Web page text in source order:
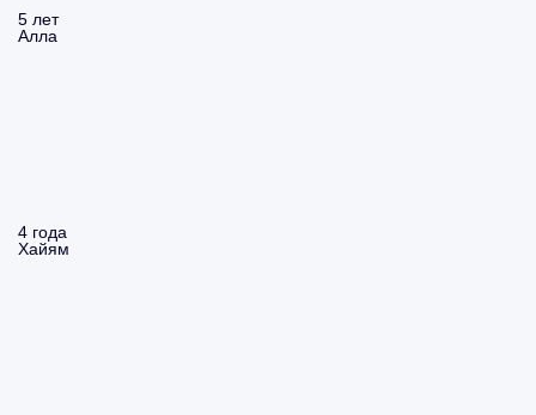
5 лет
Алла
4 года
Хайям